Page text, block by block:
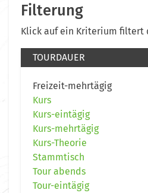
Filterung
Klick auf ein Kriterium filtert
TOURDAUER
Freizeit-mehrtägig
Kurs
Kurs-eintägig
Kurs-mehrtägig
Kurs-Theorie
Stammtisch
Tour abends
Tour-eintägig